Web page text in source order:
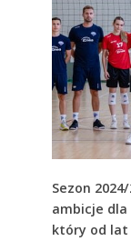
Sezon
ambicje dla
który od lat